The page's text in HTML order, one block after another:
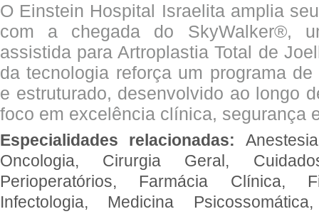
O Einstein Hospital Israelita amplia
com a chegada do SkyWalker®,
assistida para Artroplastia Total de
da tecnologia reforça um programa
e estruturado, desenvolvido ao longo
foco em excelência clínica, segurança
Especialidades relacionadas:
Oncologia, Cirurgia Geral,
Perioperatórios, Farmácia Clínica,
Infectologia, Medicina